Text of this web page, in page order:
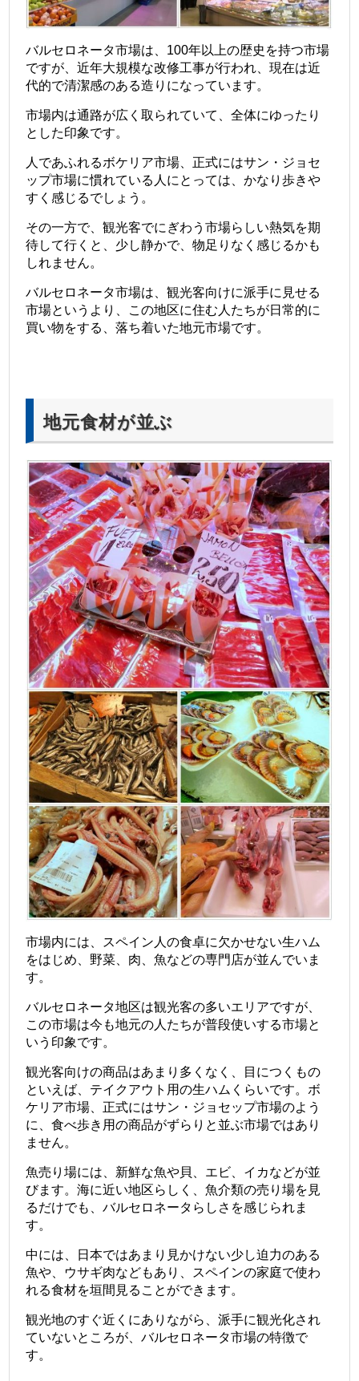
バルセロネータ市場は、100年以上の歴史を持つ市場
ですが、近年大規模な改修工事が行われ、現在は近
代的で清潔感のある造りになっています。
市場内は通路が広く取られていて、全体にゆったり
とした印象です。
人であふれるボケリア市場、正式にはサン・ジョセ
ップ市場に慣れている人にとっては、かなり歩きや
すく感じるでしょう。
その一方で、観光客でにぎわう市場らしい熱気を期
待して行くと、少し静かで、物足りなく感じるかも
しれません。
バルセロネータ市場は、観光客向けに派手に見せる
市場というより、この地区に住む人たちが日常的に
買い物をする、落ち着いた地元市場です。
地元食材が並ぶ
市場内には、スペイン人の食卓に欠かせない生ハム
をはじめ、野菜、肉、魚などの専門店が並んでいま
す。
バルセロネータ地区は観光客の多いエリアですが、
この市場は今も地元の人たちが普段使いする市場と
いう印象です。
観光客向けの商品はあまり多くなく、目につくもの
といえば、テイクアウト用の生ハムくらいです。ボ
ケリア市場、正式にはサン・ジョセップ市場のよう
に、食べ歩き用の商品がずらりと並ぶ市場ではあり
ません。
魚売り場には、新鮮な魚や貝、エビ、イカなどが並
びます。海に近い地区らしく、魚介類の売り場を見
るだけでも、バルセロネータらしさを感じられま
す。
中には、日本ではあまり見かけない少し迫力のある
魚や、ウサギ肉などもあり、スペインの家庭で使わ
れる食材を垣間見ることができます。
観光地のすぐ近くにありながら、派手に観光化され
ていないところが、バルセロネータ市場の特徴で
す。